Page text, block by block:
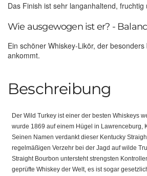
Das Finish ist sehr langanhaltend, fruchtig
Wie ausgewogen ist er? -
Ein schöner Whiskey-Likör, der
ankommt.
Beschreibung
Der Wild Turkey ist einer der besten Whiskeys
wurde 1869 auf einem Hügel in Lawrenceburg,
Seinen Namen verdankt dieser Kentucky
regelmäßigen Verzehr bei der Jagd auf wilde
Straight Bourbon untersteht strengsten
geprüfte Whiskey der Welt, es ist sogar